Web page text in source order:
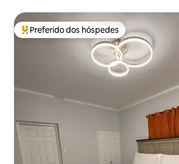
Entre os melhores preferidos dos hóspedes
Preferido dos hóspedes